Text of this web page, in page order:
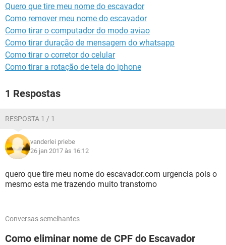
Quero que tire meu nome do escavador
Como remover meu nome do escavador
Como tirar o computador do modo aviao
Como tirar duração de mensagem do whatsapp
Como tirar o corretor do celular
Como tirar a rotação de tela do iphone
1 Respostas
RESPOSTA 1 / 1
vanderlei priebe
26 jan 2017 às 16:12
quero que tire meu nome do escavador.com urgencia pois o
mesmo esta me trazendo muito transtorno
Conversas semelhantes
Como eliminar nome de CPF do Escavador